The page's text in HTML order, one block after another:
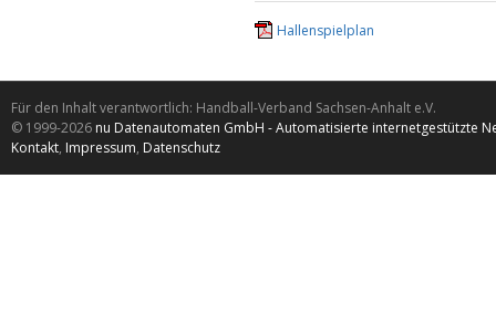
Hallenspielplan
Für den Inhalt verantwortlich: Handball-Verband Sachsen-Anhalt e.V.
© 1999-2026 nu Datenautomaten GmbH - Automatisierte internetgestützte
Kontakt, Impressum, Datenschutz